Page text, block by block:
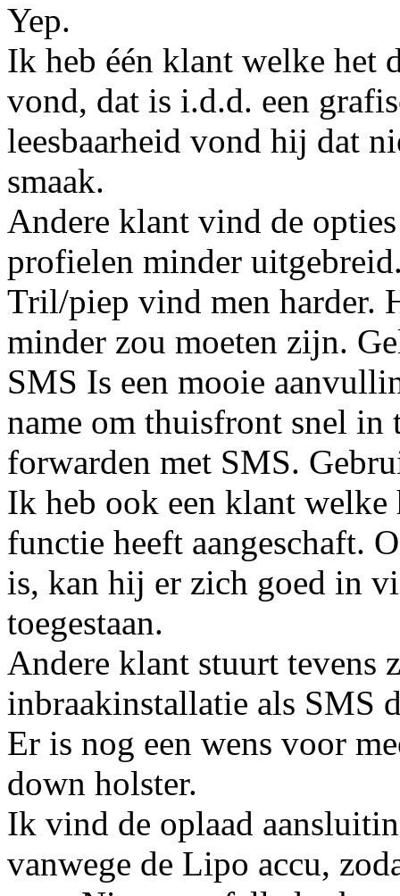
Yep.
Ik heb één klant welke het
vond, dat is i.d.d. een
leesbaarheid vond hij dat
smaak.
Andere klant vind de
profielen minder
Tril/piep vind men harder.
minder zou moeten zijn.
SMS Is een mooie
name om thuisfront snel
forwarden met SMS.
Ik heb ook een klant welke
functie heeft aangeschaft.
is, kan hij er zich goed in
toegestaan.
Andere klant stuurt tevens
inbraakinstallatie als SMS
Er is nog een wens voor
down holster.
Ik vind de oplaad
vanwege de Lipo accu,